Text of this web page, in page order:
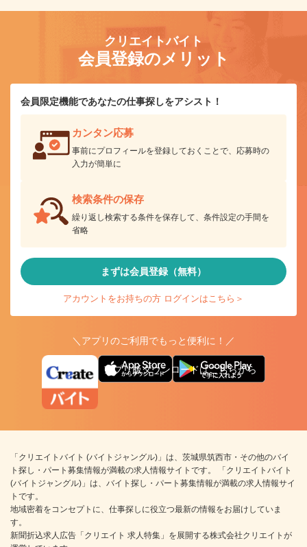
クリエイトバイト
会員登録のメリット
会員限定機能であなたの仕事探しをアシスト！
カンタン応募
事前にプロフィールを登録しておくことで、応募時の
入力が簡単に
検索条件の保存
繰り返し検索する条件を保存して、条件設定の手間を
省略
まずは会員登録（無料）
アカウントをお持ちの方 ログインはこちら＞
＼アプリのご利用でもっと便利に！／
アプリ版ダウンロードはこちらから
「クリエイトバイト (バイトジャングル)」は、茨城県筑西市・その他のバイ
ト探し・パート募集情報が満載の求人情報サイトです。 「クリエイトバイト
(バイトジャングル)」は、バイト探し・パート募集情報が満載の求人情報サイ
トです。
地域密着をコンセプトに、仕事探しに役立つ最新の情報をお届けしていま
す。
新聞折込求人広告「クリエイト 求人特集」を展開する株式会社クリエイトが